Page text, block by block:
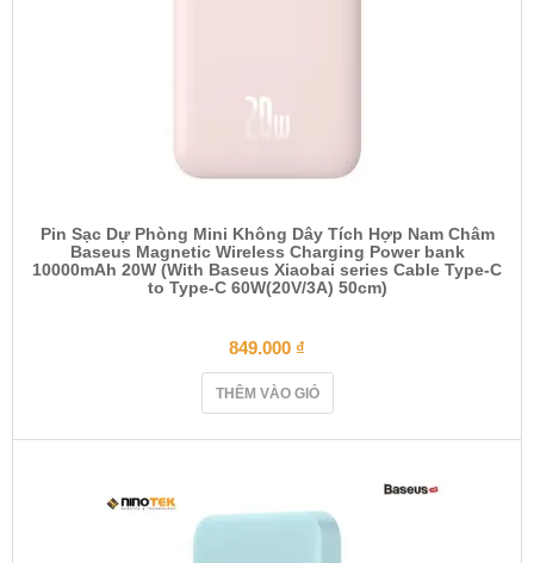
Pin Sạc Dự Phòng Mini Không Dây Tích Hợp Nam Châm
Baseus Magnetic Wireless Charging Power bank
10000mAh 20W (With Baseus Xiaobai series Cable Type-C
to Type-C 60W(20V/3A) 50cm)
849.000 ₫
THÊM VÀO GIỎ